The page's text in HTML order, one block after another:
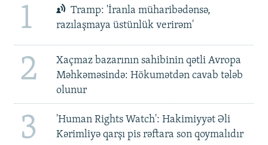
1
Tramp: 'İranla müharibədənsə,
razılaşmaya üstünlük verirəm'
2
Xaçmaz bazarının sahibinin qətli Avropa
Məhkəməsində: Hökumətdən cavab tələb
olunur
3
'Human Rights Watch': Hakimiyyət Əli
Kərimliyə qarşı pis rəftara son qoymalıdır